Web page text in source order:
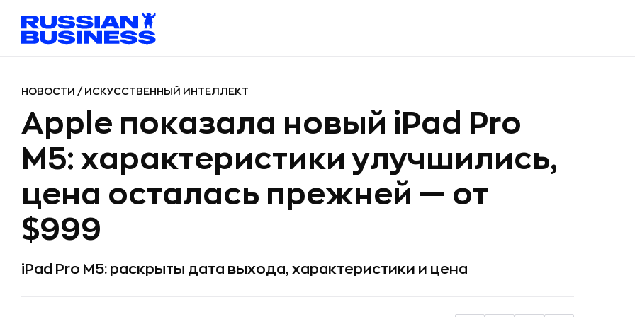
НОВОСТИ / ИСКУССТВЕННЫЙ ИНТЕЛЛЕКТ
Apple показала новый iPad Pro
M5: характеристики улучшились,
цена осталась прежней — от
$999
iPad Pro M5: раскрыты дата выхода, характеристики и цена